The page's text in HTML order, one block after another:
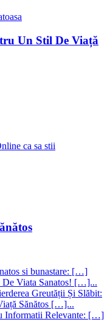
Un Stil De Viață
si bunastare: […]
De Viata Sanatos! […]...
Greutății Și Slăbit:
Sănătos […]...
Informatii Relevante: […]